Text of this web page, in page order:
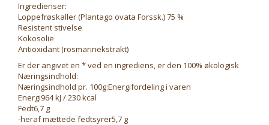
Ingredienser:
Loppefrøskaller (Plantago ovata Forssk.) 75 %
Resistent stivelse
Kokosolie
Antioxidant (rosmarinekstrakt)
Er der angivet en * ved en ingrediens, er den 100% økologisk
Næringsindhold:
Næringsindhold pr. 100g:Energifordeling i varen
Energi964 kJ / 230 kcal
Fedt6,7 g
-heraf mættede fedtsyrer5,7 g